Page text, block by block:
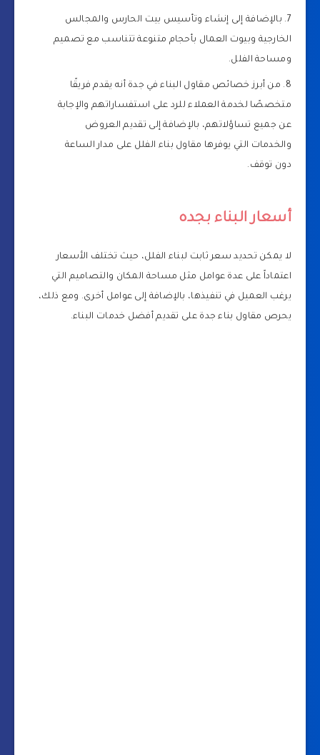
بالإضافة إلى إنشاء وتأسيس بيت الحارس والمجالس
الخارجية وبيوت العمال بأحجام متنوعة تتناسب مع تصميم
ومساحة الفلل.
من أبرز خصائص مقاول البناء في جدة أنه يقدم فريقًا
متخصصًا لخدمة العملاء للرد على استفساراتهم والإجابة
عن جميع تساؤلاتهم، بالإضافة إلى تقديم العروض
والخدمات التي يوفرها مقاول بناء الفلل على مدار الساعة
دون توقف.
أسعار البناء بجده
لا يمكن تحديد سعر ثابت لبناء الفلل، حيث تختلف الأسعار
اعتماداً على عدة عوامل مثل مساحة المكان والتصاميم التي
يرغب العميل في تنفيذها، بالإضافة إلى عوامل أخرى. ومع ذلك،
يحرص مقاول بناء جدة على تقديم أفضل خدمات البناء.